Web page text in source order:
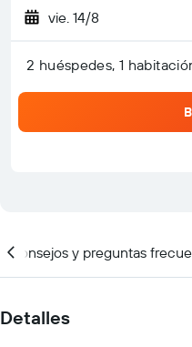
vie. 14/8
2 huéspedes, 1
Consejos y preguntas
Detalles